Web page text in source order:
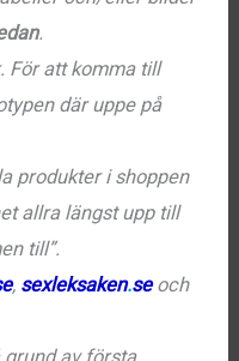
.
För att komma till
där uppe på
produkter i shoppen
allra längst upp till
till”.
, sexleksaken.seoch